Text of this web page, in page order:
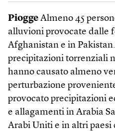
Piogge Almeno 45
alluvioni provocate dalle
Afghanistan e in
precipitazioni torrenziali
hanno causato almeno
perturbazione
provocato precipitazioni
e allagamenti in Arabia
Arabi Uniti e in altri paesi